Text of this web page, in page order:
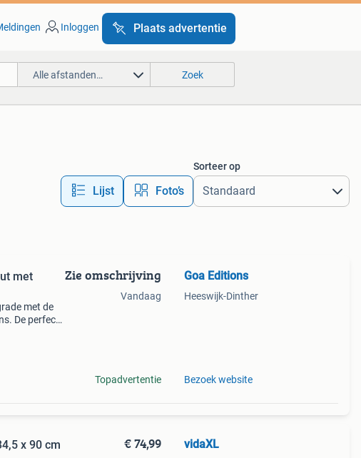
Inloggen Plaats advertentie
Alle afstanden… Zoek
Lijst Foto’s
Sorteer op
met
met de
De perfecte
Zie omschrijving
Vandaag
Topadvertentie
Goa Editions
Heeswijk-Dinther
Bezoek website
x 90 cm
€ 74,99 vidaXL